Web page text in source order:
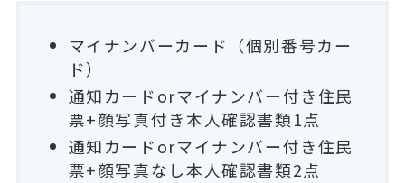
マイナンバーカード（個別番号カー
ド）
通知カードorマイナンバー付き住民
票+顔写真付き本人確認書類1点
通知カードorマイナンバー付き住民
票+顔写真なし本人確認書類2点